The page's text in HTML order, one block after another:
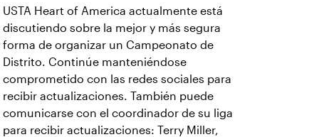
USTA Heart of America actualmente está
discutiendo sobre la mejor y más segura
forma de organizar un Campeonato de
Distrito. Continúe manteniéndose
comprometido con las redes sociales para
recibir actualizaciones. También puede
comunicarse con el coordinador de su liga
para recibir actualizaciones: Terry Miller,